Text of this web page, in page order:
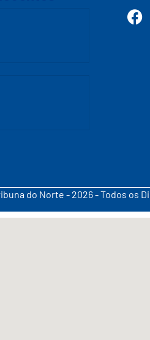
do Norte - 2026 - Todos os